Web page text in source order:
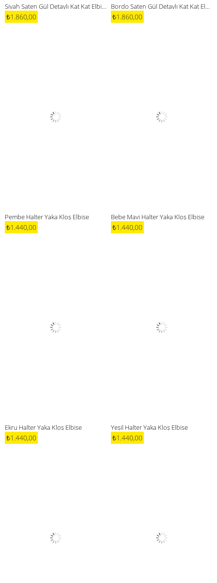
Siyah Saten Gül Detaylı Kat Kat Elbise
₺1.860,00
Bordo Saten Gül Detaylı Kat Kat Elbise
₺1.860,00
Pembe Halter Yaka Kloş Elbise
₺1.440,00
Bebe Mavi Halter Yaka Kloş Elbise
₺1.440,00
Ekru Halter Yaka Kloş Elbise
₺1.440,00
Yeşil Halter Yaka Kloş Elbise
₺1.440,00